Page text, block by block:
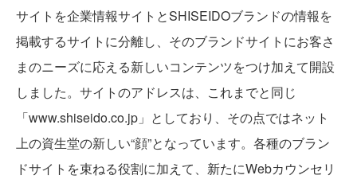
サイトを企業情報サイトとSHISEIDOブランドの情報を
掲載するサイトに分離し、そのブランドサイトにお客さ
まのニーズに応える新しいコンテンツをつけ加えて開設
しました。サイトのアドレスは、これまでと同じ
「www.shiseido.co.jp」としており、その点ではネット
上の資生堂の新しい“顔”となっています。各種のブラン
ドサイトを束ねる役割に加えて、新たにWebカウンセリ